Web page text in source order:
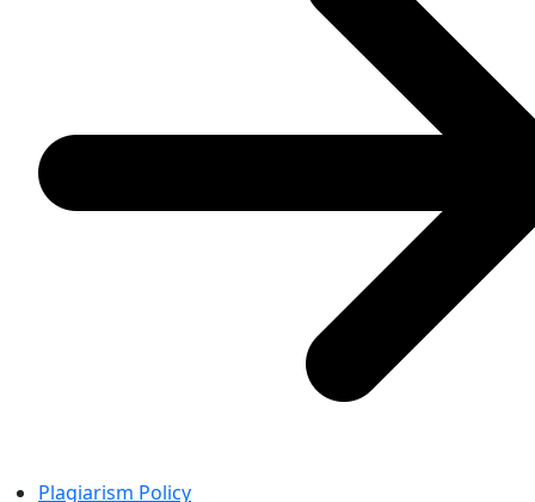
Plagiarism Policy